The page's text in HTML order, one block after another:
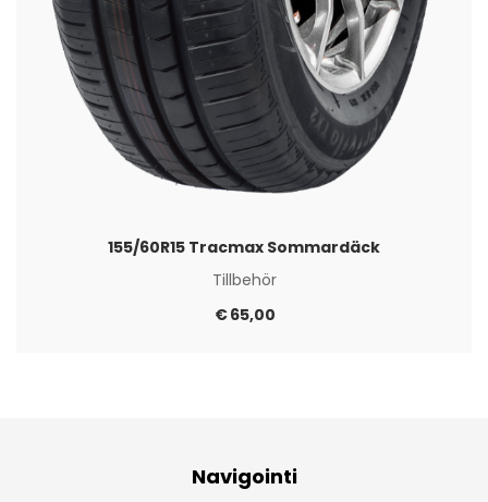
155/60R15 Tracmax Sommardäck
Tillbehör
€65,00
Navigointi